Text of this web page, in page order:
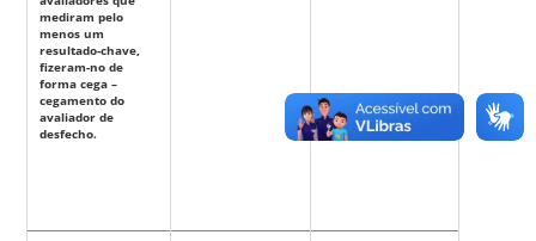
mediram pelo
menos um
resultado-chave,
fizeram-no de
forma cega –
cegamento do
avaliador de
desfecho.